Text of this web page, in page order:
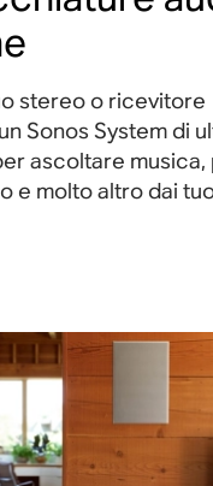
stereo o ricevitore
Sonos System di
ascoltare musica,
e molto altro dai